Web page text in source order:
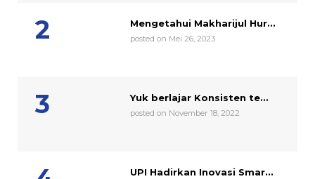
Mengetahui Makharijul Hur...
posted on Mei 26, 2023
Yuk berlajar Konsisten te...
posted on November 18, 2022
UPI Hadirkan Inovasi Smar...